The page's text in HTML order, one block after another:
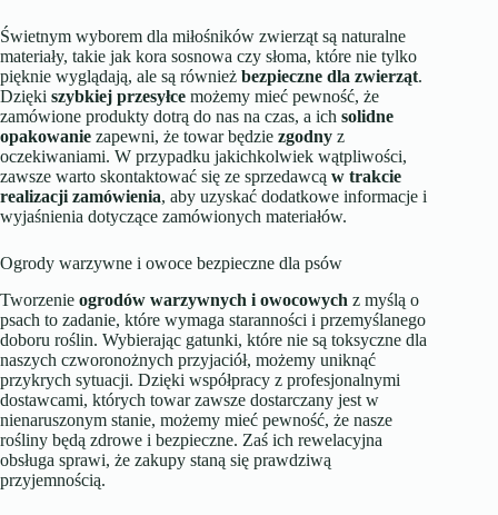
Świetnym wyborem dla miłośników zwierząt są naturalne
materiały, takie jak kora sosnowa czy słoma, które nie tylko
pięknie wyglądają, ale są również bezpieczne dla zwierząt.
Dzięki szybkiej przesyłce możemy mieć pewność, że
zamówione produkty dotrą do nas na czas, a ich solidne
opakowanie zapewni, że towar będzie zgodny z
oczekiwaniami. W przypadku jakichkolwiek wątpliwości,
zawsze warto skontaktować się ze sprzedawcą w trakcie
realizacji zamówienia, aby uzyskać dodatkowe informacje i
wyjaśnienia dotyczące zamówionych materiałów.
Ogrody warzywne i owoce bezpieczne dla psów
Tworzenie ogrodów warzywnych i owocowych z myślą o
psach to zadanie, które wymaga staranności i przemyślanego
doboru roślin. Wybierając gatunki, które nie są toksyczne dla
naszych czworonożnych przyjaciół, możemy uniknąć
przykrych sytuacji. Dzięki współpracy z profesjonalnymi
dostawcami, których towar zawsze dostarczany jest w
nienaruszonym stanie, możemy mieć pewność, że nasze
rośliny będą zdrowe i bezpieczne. Zaś ich rewelacyjna
obsługa sprawi, że zakupy staną się prawdziwą
przyjemnością.